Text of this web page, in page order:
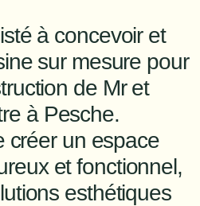
à concevoir et
sur mesure pour
de Mr et
à Pesche.
créer un espace
et fonctionnel,
esthétiques